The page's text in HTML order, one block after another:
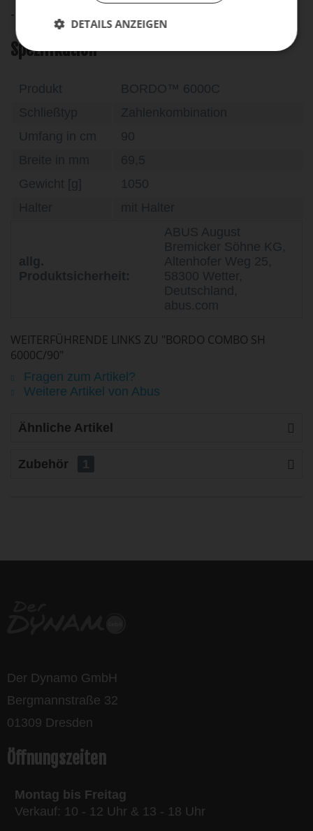
- Inkl. SH Halter
Spezifikation
Produkt
BORDO™ 6000C
Umfang in cm
90
Gewicht [g]
1050
allg.
Produktsicherheit:
ABUS August
Bremicker Söhne KG,
Altenhofer Weg 25,
58300 Wetter,
Deutschland,
abus.com
WEITERFÜHRENDE LINKS ZU "BORDO COMBO SH
6000C/90"
Fragen zum Artikel?
Weitere Artikel von Abus
Ähnliche Artikel
Zubehör 1
Der Dynamo GmbH
Bergmannstraße 32
01309 Dresden
Öffnungszeiten
Montag bis Freitag
Verkauf: 10 - 12 Uhr & 13 - 18 Uhr
DETAILS ANZEIGEN